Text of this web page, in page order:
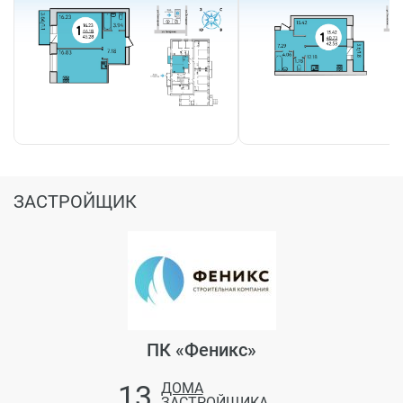
Для бронирования квартиры - оставьте заявку на этом
сайте. Вам перезвонит застройщик!
Новые фото за АПРЕЛЬ 2023
Старт продаж ЖК ул Западная начался!
Опубликованы цены:
2-комнатная от 4,4 млн руб
ЗАСТРОЙЩИК
ПК «Феникс»
ДОМА